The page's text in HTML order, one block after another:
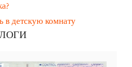
в детскую комнату